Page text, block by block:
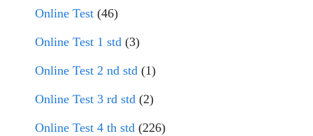
Online Test (46)
Online Test 1 std (3)
Online Test 2 nd std (1)
Online Test 3 rd std (2)
Online Test 4 th std (226)